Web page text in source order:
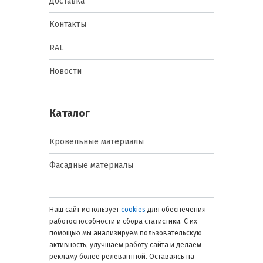
с акцентной отделкой и
декоративными элементами.
Каждый тип плитки обеспечивает
касаются эстетики, текстуры и
Ключевые параметры и
характеристики
При выборе плитки важно учитывать:
толщина 10–12 мм, вес 25–28 кг/м²;
влияет на нагрузку на стену и тип
подконструкции.
Морозостойкость (F100–F150):
выдерживает 100–150 циклов
замерзания и оттаивания, что
Контакты
RAL
Новости
Каталог
Кровельные материалы
Фасадные материалы
Наш сайт использует cookies для обеспечения
работоспособности и сбора статистики. С их
помощью мы анализируем пользовательскую
активность, улучшаем работу сайта и делаем
рекламу более релевантной. Оставаясь на